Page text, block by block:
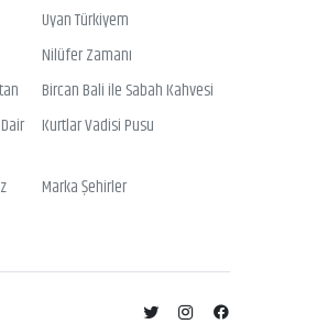
Uyan Türkiyem
Nilüfer Zamanı
Bircan Bali ile Sabah Kahvesi
Kurtlar Vadisi Pusu
Marka Şehirler